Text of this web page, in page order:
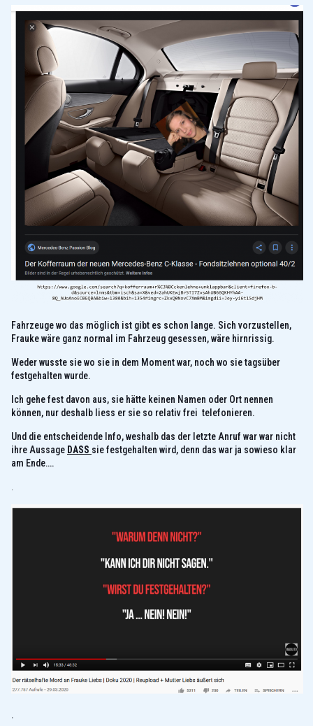
Fahrzeuge wo das möglich ist gibt es schon lange. Sich vorzustellen,
Frauke wäre ganz normal im Fahrzeug gesessen, wäre hirnrissig.
Weder wusste sie wo sie in dem Moment war, noch wo sie tagsüber
festgehalten wurde.
Ich gehe fest davon aus, sie hätte keinen Namen oder Ort nennen
können, nur deshalb liess er sie so relativ frei telefonieren.
Und die entscheidende Info, weshalb das der letzte Anruf war war nicht
ihre Aussage DASS sie festgehalten wird, denn das war ja sowieso klar
am Ende….
.
.